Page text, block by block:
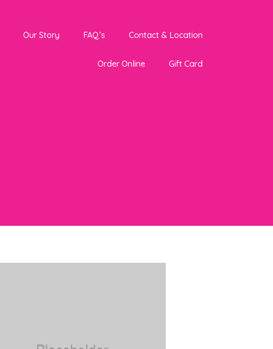
Our Story FAQ’s Contact & Location
Order Online Gift Card